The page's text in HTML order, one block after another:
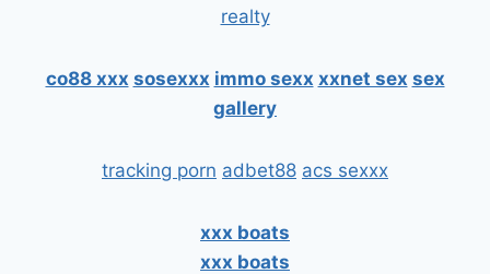
realty
co88 xxx sosexxx immo sexx xxnet sex sex
gallery
tracking porn adbet88 acs sexxx
xxx boats
xxx boats